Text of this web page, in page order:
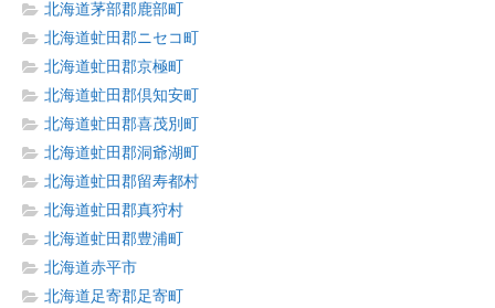
北海道茅部郡鹿部町
北海道虻田郡ニセコ町
北海道虻田郡京極町
北海道虻田郡倶知安町
北海道虻田郡喜茂別町
北海道虻田郡洞爺湖町
北海道虻田郡留寿都村
北海道虻田郡真狩村
北海道虻田郡豊浦町
北海道赤平市
北海道足寄郡足寄町